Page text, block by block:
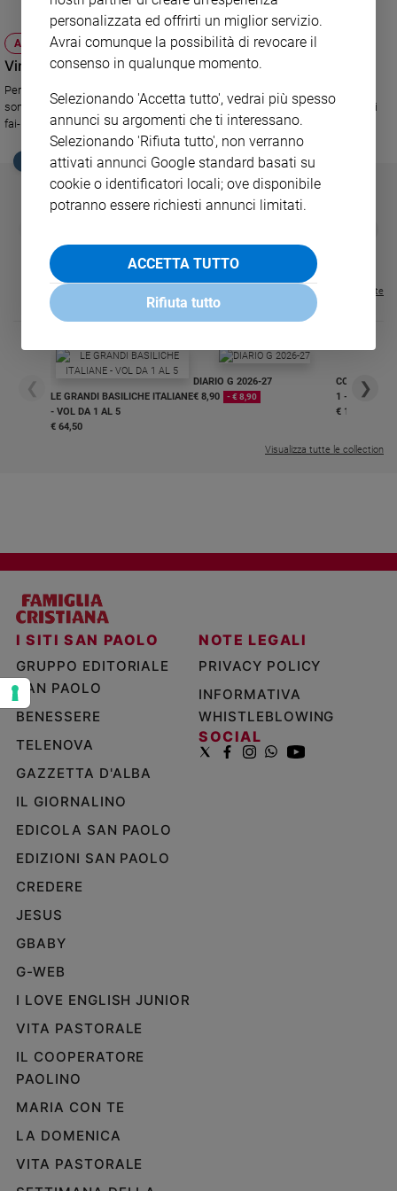
Sanremo
2026
Cinema,
streaming
Musica
educazione
Genitori
Nonni
Scuola
giovani
Riflessioni
Video
Podcast
Chi
siamo
Pubblicità
Registrati
Redazione
Social
ATTUALITÀ
Vincere le rughe? Si fa così
Per combattere i segni del tempo e mantenere un viso fresco e giovane,
sono di aiuto una buona alimentazione, una facile ginnastica e massaggi
fai-da-te.
EDICOLA SAN PAOLO
Visualizza tutte le riviste
❮
LE GRANDI BASILICHE ITALIANE
- VOL DA 1 AL 5
€ 64,50
DIARIO G 2026-27
€ 8,90
- € 8,90
COLLANA
1 - 2
€ 18,50
❯
Visualizza tutte le collection
I SITI SAN PAOLO
GRUPPO EDITORIALE
SAN PAOLO
BENESSERE
TELENOVA
GAZZETTA D'ALBA
IL GIORNALINO
EDICOLA SAN PAOLO
EDIZIONI SAN PAOLO
CREDERE
JESUS
GBABY
G-WEB
I LOVE ENGLISH JUNIOR
VITA PASTORALE
IL COOPERATORE
PAOLINO
MARIA CON TE
LA DOMENICA
VITA PASTORALE
NOTE LEGALI
PRIVACY POLICY
INFORMATIVA
WHISTLEBLOWING
SOCIAL
personalizzata ed offrirti un miglior servizio.
Avrai comunque la possibilità di revocare il
consenso in qualunque momento.
Selezionando 'Accetta tutto', vedrai più spesso
annunci su argomenti che ti interessano.
Selezionando 'Rifiuta tutto', non verranno
attivati annunci Google standard basati su
cookie o identificatori locali; ove disponibile
potranno essere richiesti annunci limitati.
ACCETTA TUTTO
Rifiuta tutto